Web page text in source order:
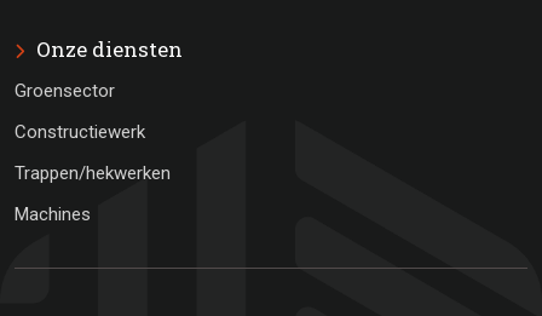
 Onze diensten
Groensector
Constructiewerk
Trappen/hekwerken
Machines